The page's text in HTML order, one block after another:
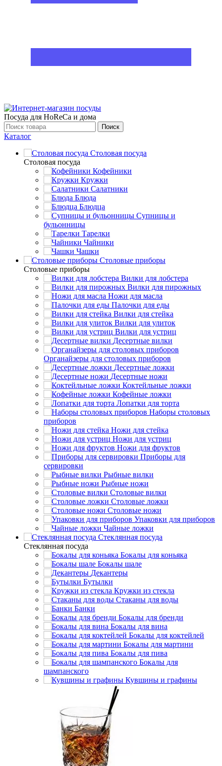
Посуда для HoReCa и дома
Поиск
Каталог
Столовая посуда
Столовая посуда
Кофейники
Кружки
Салатники
Блюда
Блюдца
Супницы и
бульонницы
Тарелки
Чайники
Чашки
Cтоловые приборы
Cтоловые приборы
Вилки для лобстера
Вилки для пирожных
Ножи для масла
Палочки для еды
Вилки для стейка
Вилки для улиток
Вилки для устриц
Десертные вилки
Органайзеры для столовых приборов
Десертные ложки
Десертные ножи
Коктейльные ложки
Кофейные ложки
Лопатки для торта
Наборы столовых
приборов
Ножи для стейка
Ножи для устриц
Ножи для фруктов
Приборы для
сервировки
Рыбные вилки
Рыбные ножи
Столовые вилки
Столовые ложки
Столовые ножи
Упаковки для приборов
Чайные ложки
Стеклянная посуда
Стеклянная посуда
Бокалы для коньяка
Бокалы шале
Декантеры
Бутылки
Кружки из стекла
Стаканы для воды
Банки
Бокалы для бренди
Бокалы для вина
Бокалы для коктейлей
Бокалы для мартини
Бокалы для пива
Бокалы для
шампанского
Кувшины и графины